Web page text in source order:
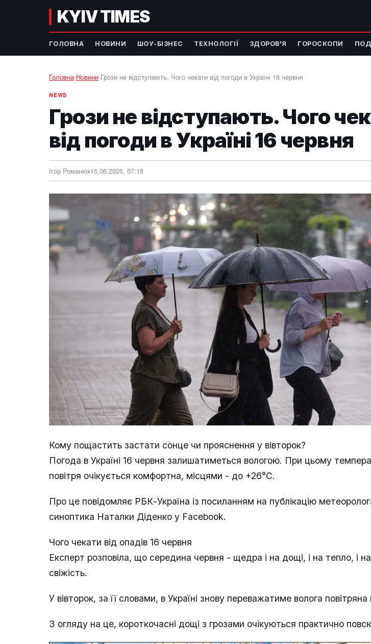
KYIV TIMES
ГОЛОВНА НОВИНИ ШОУ-БІЗНЕС ТЕХНОЛОГІЇ ЗДОРОВ'Я ГОРОСКОПИ
Головна›Новини›Грози не відступають. Чого чекати від погоди в Україні 16 червня
NEWS
Грози не відступають. Чого
від погоди в Україні 16 червня
Ігор Романюк15.06.2026, 07:18
Кому пощастить застати сонце чи прояснення у вівторок?
Погода в Україні 16 червня залишатиметься вологою. При цьому
повітря очікується комфортна, місцями - до +26°С.
Про це повідомляє РБК-Україна із посиланням на публікацію
синоптика Наталки Діденко у Facebook.
Чого чекати від опадів 16 червня
Експерт розповіла, що середина червня - щедра і на дощі, і на тепло, і
свіжість.
У вівторок, за її словами, в Україні знову переважатиме волога
З огляду на це, короткочасні дощі з грозами очікуються практично